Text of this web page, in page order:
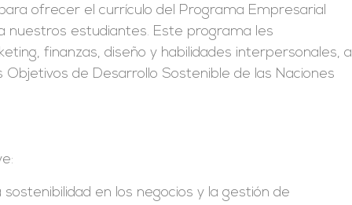
ofrecer el currículo del Programa Empresarial
nuestros estudiantes. Este programa les
finanzas, diseño y habilidades interpersonales, a
de Desarrollo Sostenible de las Naciones
en los negocios y la gestión de